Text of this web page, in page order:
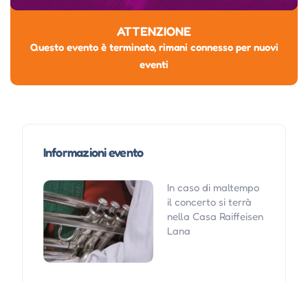
ATTENZIONE
Questo evento è terminato, rimani connesso per nuovi
eventi
Informazioni evento
In caso di maltempo
il concerto si terrà
nella Casa Raiffeisen
Lana